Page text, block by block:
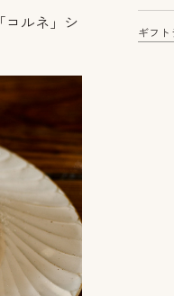
ギフト
コルネ」シ